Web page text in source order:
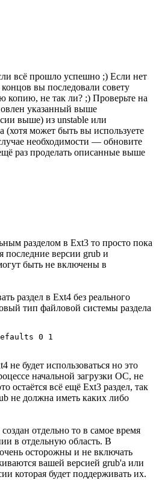
всё прошло успешно ;) Если нет
вы последовали совету
копию, не так ли? ;) Проверьте на
указанный выше
выше) из unstable или
(хотя может быть вы используете
необходимости — обновите
раз проделать описанные выше
разделом в Ext3 то просто пока
последние версии grub и
быть не включены в
раздел в Ext4 без реального
тип файловой системы раздела
0 1
не будет использоваться но это
начальной загрузки ОС, не
остаётся всё ещё Ext3 раздел, так
не должна иметь каких либо
отдельно то в самое время
в отдельную область. В
осторожны и не включать
вашей версией grub'а или
которая будет поддерживать их.